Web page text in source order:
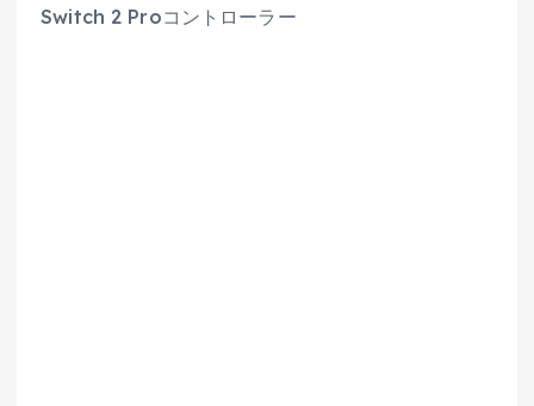
Switch 2 Proコントローラー